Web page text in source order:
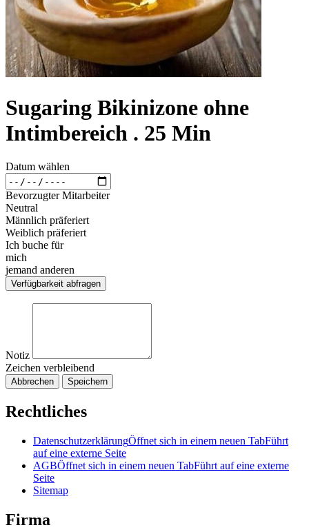
Sugaring Bikinizone ohne
Intimbereich . 25 Min
Datum wählen
Bevorzugter Mitarbeiter
Neutral
Männlich präferiert
Weiblich präferiert
Ich buche für
mich
jemand anderen
Verfügbarkeit abfragen
Notiz
Zeichen verbleibend
Abbrechen Speichern
Rechtliches
DatenschutzerklärungÖffnet sich in einem neuen TabFührt
auf eine externe Seite
AGBÖffnet sich in einem neuen TabFührt auf eine externe
Seite
Sitemap
Firma